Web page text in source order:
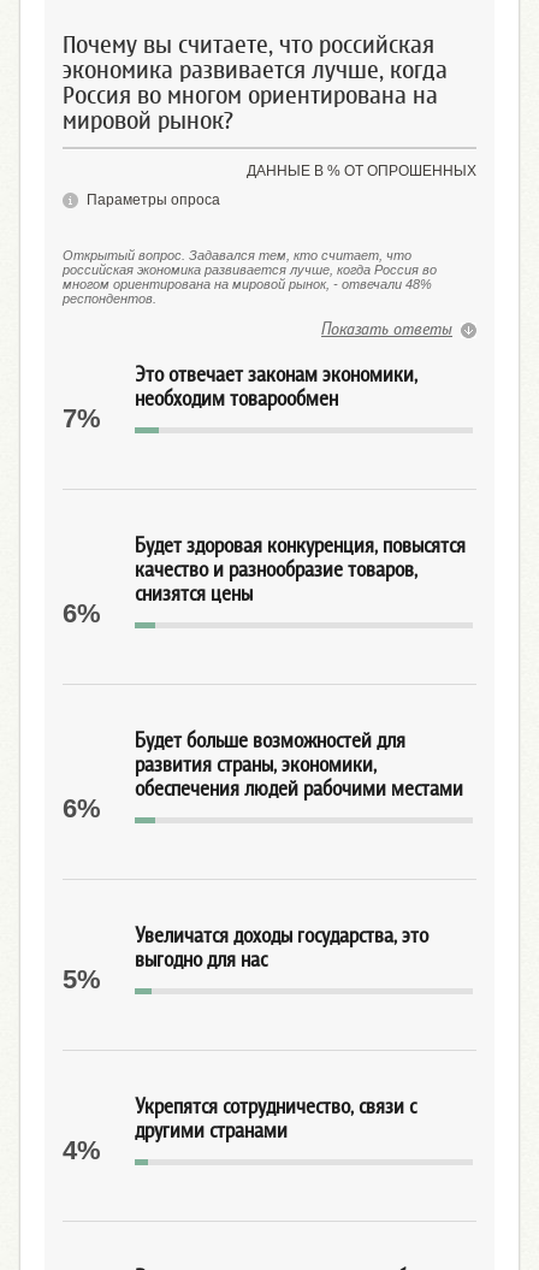
Почему вы считаете, что российская
экономика развивается лучше, когда
Россия во многом ориентирована на
мировой рынок?
ДАННЫЕ В % ОТ ОПРОШЕННЫХ
Параметры опроса
Открытый вопрос. Задавался тем, кто считает, что
российская экономика развивается лучше, когда Россия во
многом ориентирована на мировой рынок, - отвечали 48%
респондентов.
Показать ответы
Это отвечает законам экономики,
необходим товарообмен
7%
Будет здоровая конкуренция, повысятся
качество и разнообразие товаров,
снизятся цены
6%
Будет больше возможностей для
развития страны, экономики,
обеспечения людей рабочими местами
6%
Увеличатся доходы государства, это
выгодно для нас
5%
Укрепятся сотрудничество, связи с
другими странами
4%